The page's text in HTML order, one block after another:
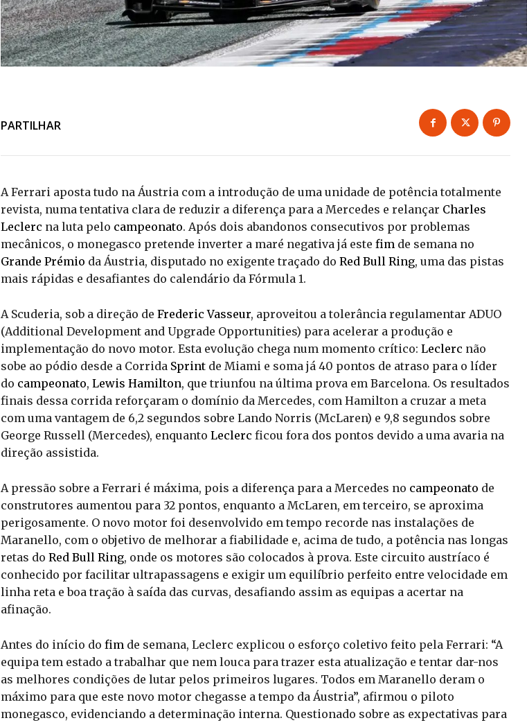
PARTILHAR
A Ferrari aposta tudo na Áustria com a introdução de uma unidade de potência totalmente
revista, numa tentativa clara de reduzir a diferença para a Mercedes e relançar Charles
Leclerc na luta pelo campeonato. Após dois abandonos consecutivos por problemas
mecânicos, o monegasco pretende inverter a maré negativa já este fim de semana no
Grande Prémio da Áustria, disputado no exigente traçado do Red Bull Ring, uma das pistas
mais rápidas e desafiantes do calendário da Fórmula 1.
A Scuderia, sob a direção de Frederic Vasseur, aproveitou a tolerância regulamentar ADUO
(Additional Development and Upgrade Opportunities) para acelerar a produção e
implementação do novo motor. Esta evolução chega num momento crítico: Leclerc não
sobe ao pódio desde a Corrida Sprint de Miami e soma já 40 pontos de atraso para o líder
do campeonato, Lewis Hamilton, que triunfou na última prova em Barcelona. Os resultados
finais dessa corrida reforçaram o domínio da Mercedes, com Hamilton a cruzar a meta
com uma vantagem de 6,2 segundos sobre Lando Norris (McLaren) e 9,8 segundos sobre
George Russell (Mercedes), enquanto Leclerc ficou fora dos pontos devido a uma avaria na
direção assistida.
A pressão sobre a Ferrari é máxima, pois a diferença para a Mercedes no campeonato de
construtores aumentou para 32 pontos, enquanto a McLaren, em terceiro, se aproxima
perigosamente. O novo motor foi desenvolvido em tempo recorde nas instalações de
Maranello, com o objetivo de melhorar a fiabilidade e, acima de tudo, a potência nas longas
retas do Red Bull Ring, onde os motores são colocados à prova. Este circuito austríaco é
conhecido por facilitar ultrapassagens e exigir um equilíbrio perfeito entre velocidade em
linha reta e boa tração à saída das curvas, desafiando assim as equipas a acertar na
afinação.
Antes do início do fim de semana, Leclerc explicou o esforço coletivo feito pela Ferrari: “A
equipa tem estado a trabalhar que nem louca para trazer esta atualização e tentar dar-nos
as melhores condições de lutar pelos primeiros lugares. Todos em Maranello deram o
máximo para que este novo motor chegasse a tempo da Áustria”, afirmou o piloto
monegasco, evidenciando a determinação interna. Questionado sobre as expectativas para